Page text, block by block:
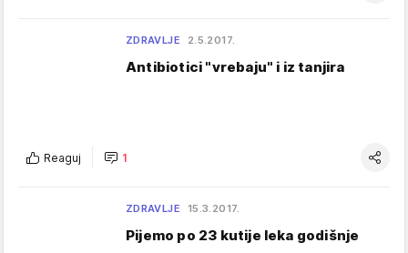
ZDRAVLJE 2.5.2017.
Antibiotici "vrebaju" i iz tanjira
Reaguj 1
ZDRAVLJE 15.3.2017.
Pijemo po 23 kutije leka godišnje